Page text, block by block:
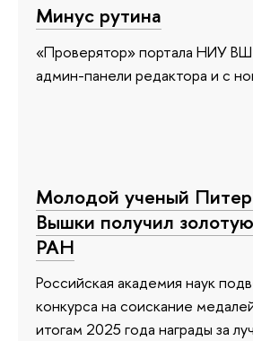
Минус рутина
«Проверятор» портала НИУ
админ-панели редактора и с
Молодой ученый
Вышки получил
РАН
Российская академия наук
конкурса на соискание
итогам 2025 года награды за